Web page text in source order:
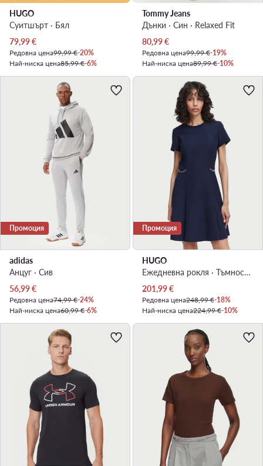
HUGO
Суитшърт · Бял
Актуална цена
79,99€
Редовна цена99,99 €-20%
Най-ниска цена85,99 €-6%
Tommy Jeans
Дънки · Син · Relaxed Fit
Актуална цена
80,99€
Редовна цена99,99 €-19%
Най-ниска цена89,99 €-10%
Промоция
adidas
Анцуг · Сив
Актуална цена
56,99€
Редовна цена74,99 €-24%
Най-ниска цена60,99 €-6%
Промоция
HUGO
Ежедневна рокля · Тъмносин · Мини
Актуална цена
201,99€
Редовна цена248,99 €-18%
Най-ниска цена224,99 €-10%